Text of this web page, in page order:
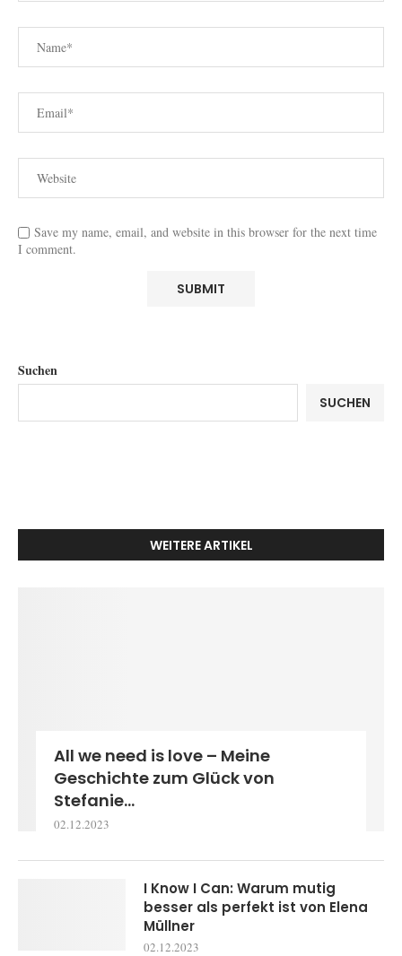
Save my name, email, and website in this browser for the next time
I comment.
Suchen
SUCHEN
WEITERE ARTIKEL
All we need is love – Meine
Geschichte zum Glück von
Stefanie...
02.12.2023
I Know I Can: Warum mutig
besser als perfekt ist von Elena
Müllner
02.12.2023